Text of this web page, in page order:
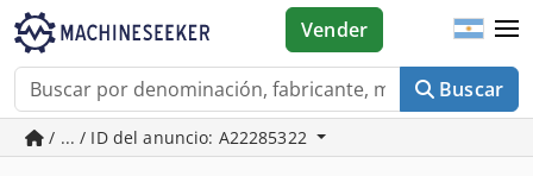
Buscar
Vender
/ ... / ID del anuncio: A22285322